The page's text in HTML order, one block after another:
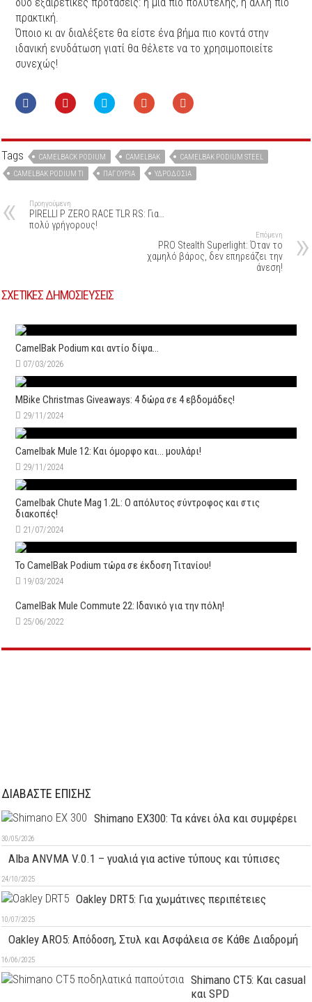
πρακτική.
Όποιο κι αν διαλέξετε θα είστε ένα βήμα πιο κοντά στην
ιδανική ενυδάτωση γιατί θα θέλετε να το χρησιμοποιείτε
συνεχώς!
Tags CAMELBACK PODIUM CAMELBAK
CAMELBAK PODIUM STEEL
CAMELBAK PODIUM TI
ΠΑΓΟΎΡΙΑ ΥΔΡΟΔΟΣΊΑ
Προηγούμενη
PIRELLI P ZERO RACE TLR RS: Για…
πολύ γρήγορους!
Επόμενη
PRO Stealth Superlight: Όταν το
χαμηλό βάρος, δεν επηρεάζει την
άνεση!
ΣΧΕΤΙΚΕΣ ΔΗΜΟΣΙΕΥΣΕΙΣ
CamelBak Podium και αντίο δίψα…
07/03/2026
MBike Christmas Giveaways: 4 δώρα σε 4 εβδομάδες!
29/11/2024
Camelbak Mule 12: Kαι όμορφο και… μουλάρι!
29/11/2024
Camelbak Chute Mag 1.2L: Ο απόλυτος σύντροφος και στις
διακοπές!
21/07/2024
Το CamelBak Podium τώρα σε έκδοση Τιτανίου!
19/03/2024
CamelBak Mule Commute 22: Iδανικό για την πόλη!
25/06/2022
ΔΙΑΒΑΣΤΕ ΕΠΙΣΗΣ
Shimano EX300: Τα κάνει όλα και συμφέρει
30/05/2026
Alba ANVMA V.0.1 – γυαλιά για active τύπους και τύπισες
24/10/2025
Oakley DRT5: Για χωμάτινες περιπέτειες
10/07/2025
Oakley ARO5: Απόδοση, Στυλ και Ασφάλεια σε Κάθε Διαδρομή
16/06/2025
Shimano CT5: Και casual
και SPD